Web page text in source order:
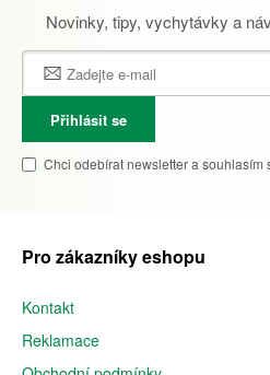
Novinky, tipy, vychytávky a
Přihlásit se
Chci odebírat newsletter a souhlasím
Pro zákazníky eshopu
Kontakt
Reklamace